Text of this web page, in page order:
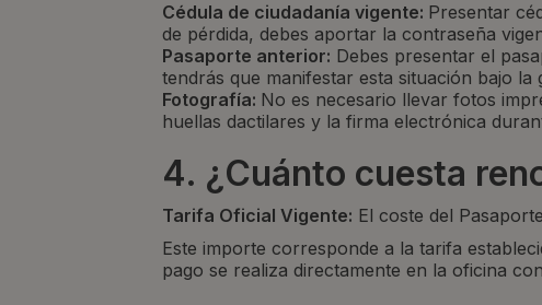
Cédula de ciudadanía vigente: Presentar
de pérdida, debes aportar la contraseña
Pasaporte anterior: Debes presentar el
tendrás que manifestar esta situación bajo
Fotografía: No es necesario llevar fotos
huellas dactilares y la firma electrónica
4. ¿Cuánto cuesta
Tarifa Oficial Vigente: El coste del
Este importe corresponde a la tarifa
pago se realiza directamente en la oficina